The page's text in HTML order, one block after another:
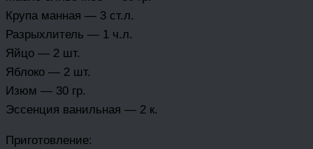
Крупа манная — 3 ст.л.
Разрыхлитель — 1 ч.л.
Яйцо — 2 шт.
Яблоко — 2 шт.
Изюм — 30 гр.
Эссенция ванильная — 2 к.
Приготовление: